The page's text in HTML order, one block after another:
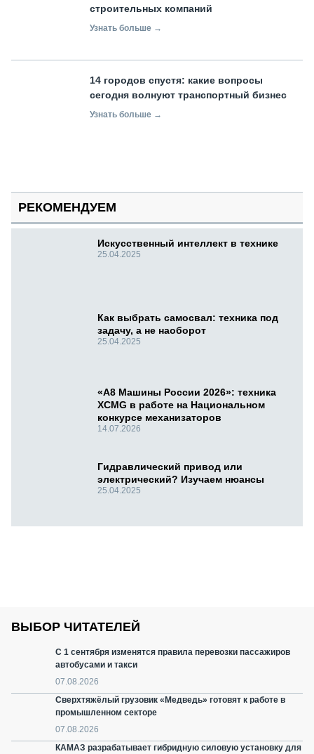
строительных компаний
Узнать больше →
14 городов спустя: какие вопросы
сегодня волнуют транспортный бизнес
Узнать больше →
РЕКОМЕНДУЕМ
Искусственный интеллект в технике
25.04.2025
Как выбрать самосвал: техника под
задачу, а не наоборот
25.04.2025
«А8 Машины России 2026»: техника
XCMG в работе на Национальном
конкурсе механизаторов
14.07.2026
Гидравлический привод или
электрический? Изучаем нюансы
25.04.2025
ВЫБОР ЧИТАТЕЛЕЙ
С 1 сентября изменятся правила перевозки пассажиров
автобусами и такси
07.08.2026
Сверхтяжёлый грузовик «Медведь» готовят к работе в
промышленном секторе
07.08.2026
КАМАЗ разрабатывает гибридную силовую установку для